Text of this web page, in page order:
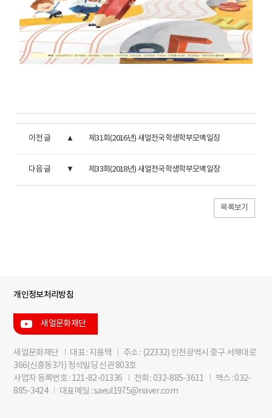
이전 글 제31회(2016년) 새얼전국학생학부모백일장
다음 글 제33회(2018년) 새얼전국학생학부모백일장
목록보기
개인정보처리방침
새얼문화재단
새얼문화재단 대표 : 지용택
주소 : (22332) 인천광역시 중구 서해대로
366(신흥동3가) 정석빌딩 신관 803호
사업자 등록번호 : 121-82-01336
전화 : 032-885-3611
팩스 : 032-
885-3424
대표메일 : saeul1975@naver.com